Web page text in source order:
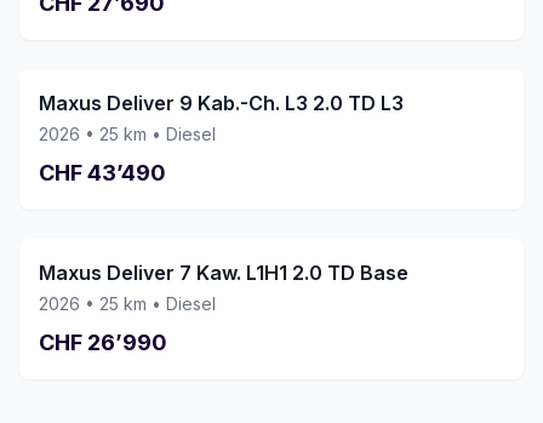
Maxus Deliver 9 Kab.-Ch. L3 2.0 TD L3
2026 • 25 km • Diesel
CHF43’490
Maxus Deliver 7 Kaw. L1H1 2.0 TD Base
2026 • 25 km • Diesel
CHF 26’990